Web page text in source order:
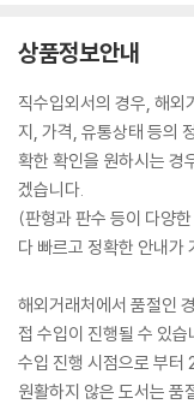
상품정보안내
직수입외서의 경우, 해외
지, 가격, 유통상태 등의
확한 확인을 원하시는 경
겠습니다.
(판형과 판수 등이 다양
다 빠르고 정확한 안내가
해외거래처에서 품절인
접 수입이 진행될 수 있습
수입 진행 시점으로 부
원활하지 않은 도서는 품